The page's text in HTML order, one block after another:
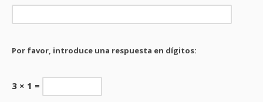
Por favor, introduce una respuesta en dígitos:
3 × 1 =